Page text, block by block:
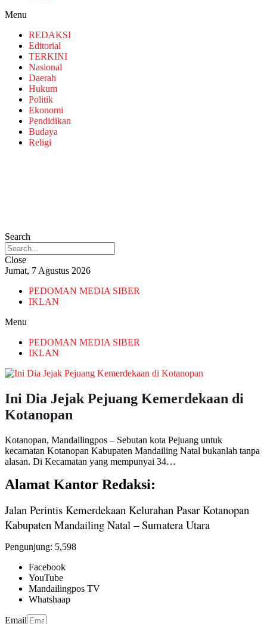
Menu
REDAKSI
Editorial
TERKINI
Nasional
Daerah
Hukum
Politik
Ekonomi
Pendidikan
Budaya
Religi
Search
Close
Jumat, 7 Agustus 2026
PEDOMAN MEDIA SIBER
IKLAN
Menu
PEDOMAN MEDIA SIBER
IKLAN
Ini Dia Jejak Pejuang Kemerdekaan di
Kotanopan
Kotanopan, Mandailingpos – Sebutan kota Pejuang untuk
kecamatan Kotanopan Kabupaten Mandailing Natal bukanlah tanpa
alasan. Di Kecamatan yang mempunyai 34…
Alamat Kantor Redaksi:
Jalan Perintis Kemerdekaan Kelurahan Pasar Kotanopan
Kabupaten Mandailing Natal – Sumatera Utara
Pengunjung: 5,598
Facebook
YouTube
Mandailingpos TV
Whatshaap
Email